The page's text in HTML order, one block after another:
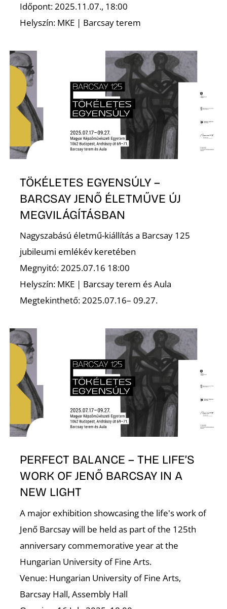
Időpont: 2025.11.07., 18:00
Helyszín: MKE | Barcsay terem
TÖKÉLETES EGYENSÚLY –
BARCSAY JENŐ ÉLETMŰVE ÚJ
MEGVILÁGÍTÁSBAN
Nagyszabású életmű-kiállítás a Barcsay 125
jubileumi emlékév keretében
Megnyitó: 2025.07.16 18:00
Helyszín: MKE | Barcsay terem és Aula
Megtekinthető: 2025.07.16– 09.27.
PERFECT BALANCE – THE LIFE’S
WORK OF JENŐ BARCSAY IN A
NEW LIGHT
A major exhibition showcasing the life's work of
Jenő Barcsay will be held as part of the 125th
anniversary commemorative year at the
Hungarian University of Fine Arts.
Venue: Hungarian University of Fine Arts,
Barcsay Hall, Assembly Hall